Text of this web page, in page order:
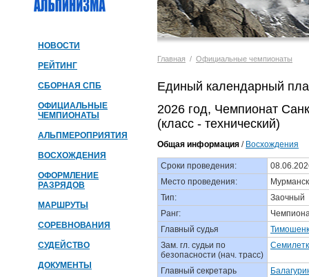
НОВОСТИ
РЕЙТИНГ
СБОРНАЯ СПБ
ОФИЦИАЛЬНЫЕ
ЧЕМПИОНАТЫ
АЛЬПМЕРОПРИЯТИЯ
ВОСХОЖДЕНИЯ
ОФОРМЛЕНИЕ
РАЗРЯДОВ
МАРШРУТЫ
СОРЕВНОВАНИЯ
СУДЕЙСТВО
ДОКУМЕНТЫ
Главная / Официальные чемпионаты
Единый календарный
2026 год, Чемпионат
(класс - технический)
Общая информация / Восхождения
Сроки проведения:
Место проведения:
Тип:
Заочный
Ранг:
Главный судья
Зам. гл. судьи по
безопасности (нач. трасс)
Главный секретарь